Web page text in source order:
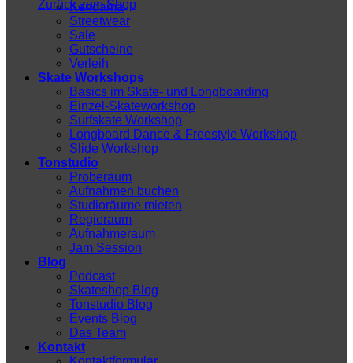
Zurück zum Shop
Kendama
Streetwear
Sale
Gutscheine
Verleih
Skate Workshops
Basics im Skate- und Longboarding
Einzel-Skateworkshop
Surfskate Workshop
Longboard Dance & Freestyle Workshop
Slide Workshop
Tonstudio
Proberaum
Aufnahmen buchen
Studioräume mieten
Regieraum
Aufnahmeraum
Jam Session
Blog
Podcast
Skateshop Blog
Tonstudio Blog
Events Blog
Das Team
Kontakt